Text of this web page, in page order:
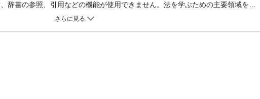
辞書の参照、引用などの機能が使用できません。法を学ぶための主要領域を、
法ナビ、④刑事法ナビ、⑤法と法学の未来、の５つのユニットに分け、16の身